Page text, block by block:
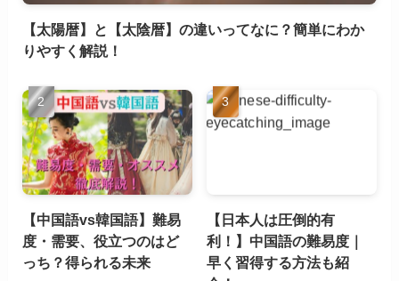
【太陽暦】と【太陰暦】の違いってなに？簡単にわか
りやすく解説！
【中国語vs韓国語】難易
度・需要、役立つのはど
っち？得られる未来
【日本人は圧倒的有
利！】中国語の難易度｜
早く習得する方法も紹